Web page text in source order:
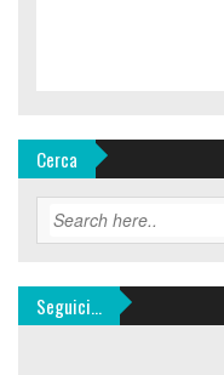
Cerca
Seguici…